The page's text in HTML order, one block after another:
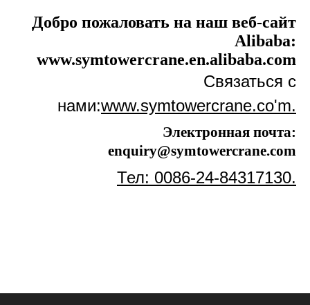
Добро пожаловать на наш веб-сайт
Alibaba:
www.symtowercrane.en.alibaba.com
Связаться с
нами:www.symtowercrane.co'm.
Электронная почта:
enquiry@symtowercrane.com
Тел: 0086-24-84317130.